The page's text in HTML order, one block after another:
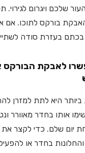
שלכם ויגרום
בורקס לתוכו. אם
בכתם בעזרת סודה
לאבקת הבורקס
היא לתת למזרן
אותו בחדר מאוורר
יום שלם. כדי לקצר
בחדר או